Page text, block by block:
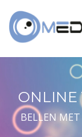
ONLINE
BELLEN